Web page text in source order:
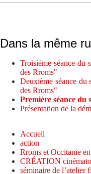
Dans la même
Troisième séance
des Rroms"
Deuxième séance
des Rroms"
Première séance du
Présentation de la
Accueil
action
Rroms et Occitanie
CRÉATION
séminaire de l’atelier